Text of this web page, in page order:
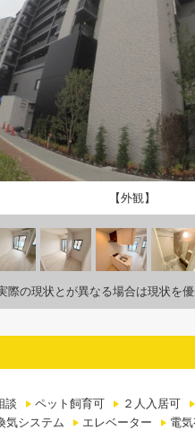
【外観】
際の現状とが異なる場合は現状を優
談 ペット飼育可 ２人入居可
気システム
エレベーター 電